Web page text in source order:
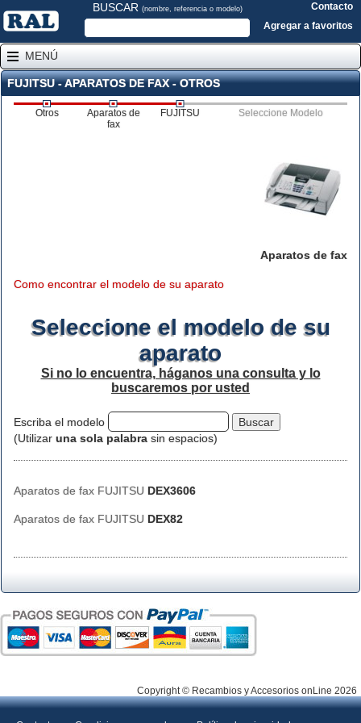
BUSCAR (nombre, referencia o modelo)
Contacto
Agregar a favoritos
MENÚ
FUJITSU - APARATOS DE FAX - OTROS
Otros
Aparatos de
fax
FUJITSU Seleccione Modelo
Aparatos de fax
Como encontrar el modelo de su aparato
Seleccione el modelo de su
aparato
Si no lo encuentra, háganos una consulta y lo
buscaremos por usted
Escriba el modelo
(Utilizar una sola palabra sin espacios)
Aparatos de fax FUJITSU DEX3606
Aparatos de fax FUJITSU DEX82
Copyright © Recambios y Accesorios onLine 2026